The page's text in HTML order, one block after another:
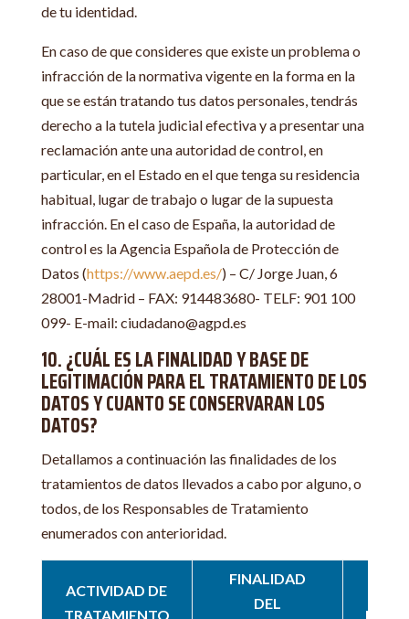
de tu identidad.
En caso de que consideres que existe un problema o
infracción de la normativa vigente en la forma en la
que se están tratando tus datos personales, tendrás
derecho a la tutela judicial efectiva y a presentar una
reclamación ante una autoridad de control, en
particular, en el Estado en el que tenga su residencia
habitual, lugar de trabajo o lugar de la supuesta
infracción. En el caso de España, la autoridad de
control es la Agencia Española de Protección de
Datos (https://www.aepd.es/) – C/ Jorge Juan, 6
28001-Madrid – FAX: 914483680- TELF: 901 100
099- E-mail: ciudadano@agpd.es
10. ¿CUÁL ES LA FINALIDAD Y BASE DE
LEGITIMACIÓN PARA EL TRATAMIENTO DE LOS
DATOS Y CUANTO SE CONSERVARAN LOS
DATOS?
Detallamos a continuación las finalidades de los
tratamientos de datos llevados a cabo por alguno, o
todos, de los Responsables de Tratamiento
enumerados con anterioridad.
ACTIVIDAD DE
TRATAMIENTO
FINALIDAD
DEL